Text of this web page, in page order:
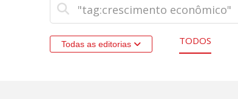
Todas as editorias TODOS